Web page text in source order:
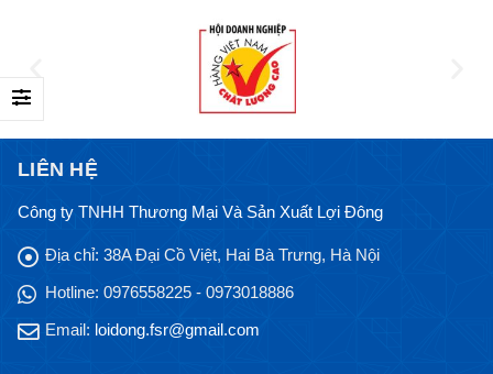
LIÊN HỆ
Công ty TNHH Thương Mại Và Sản Xuất Lợi Đông
Địa chỉ: 38A Đại Cồ Việt, Hai Bà Trưng, Hà Nội
Hotline: 0976558225 - 0973018886
Email: loidong.fsr@gmail.com